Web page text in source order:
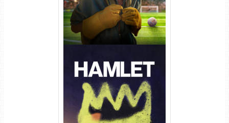
Hamlet Torrent (2026) WEB-